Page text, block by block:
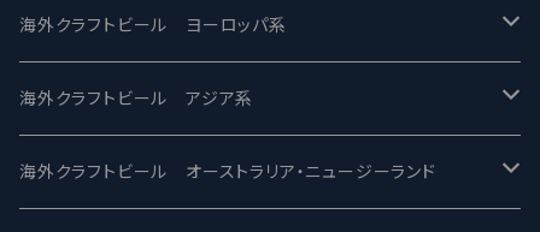
バテレ -VERTERE
2nd Story Ale Works -セカンドストーリー
ビアへるん - Beer Hearn
Modern Times モダンタイムズ
Maui マウイ
Toppling Goliath トップリンゴライアス
海外クラフトビール ヨーロッパ系
UnBarred -アンバード
SAIREN /サイレン
海外クラフトビール アジア系
gweilo-鬼佬 グウァイロ
海外クラフトビール オーストラリア・ニュージーランド